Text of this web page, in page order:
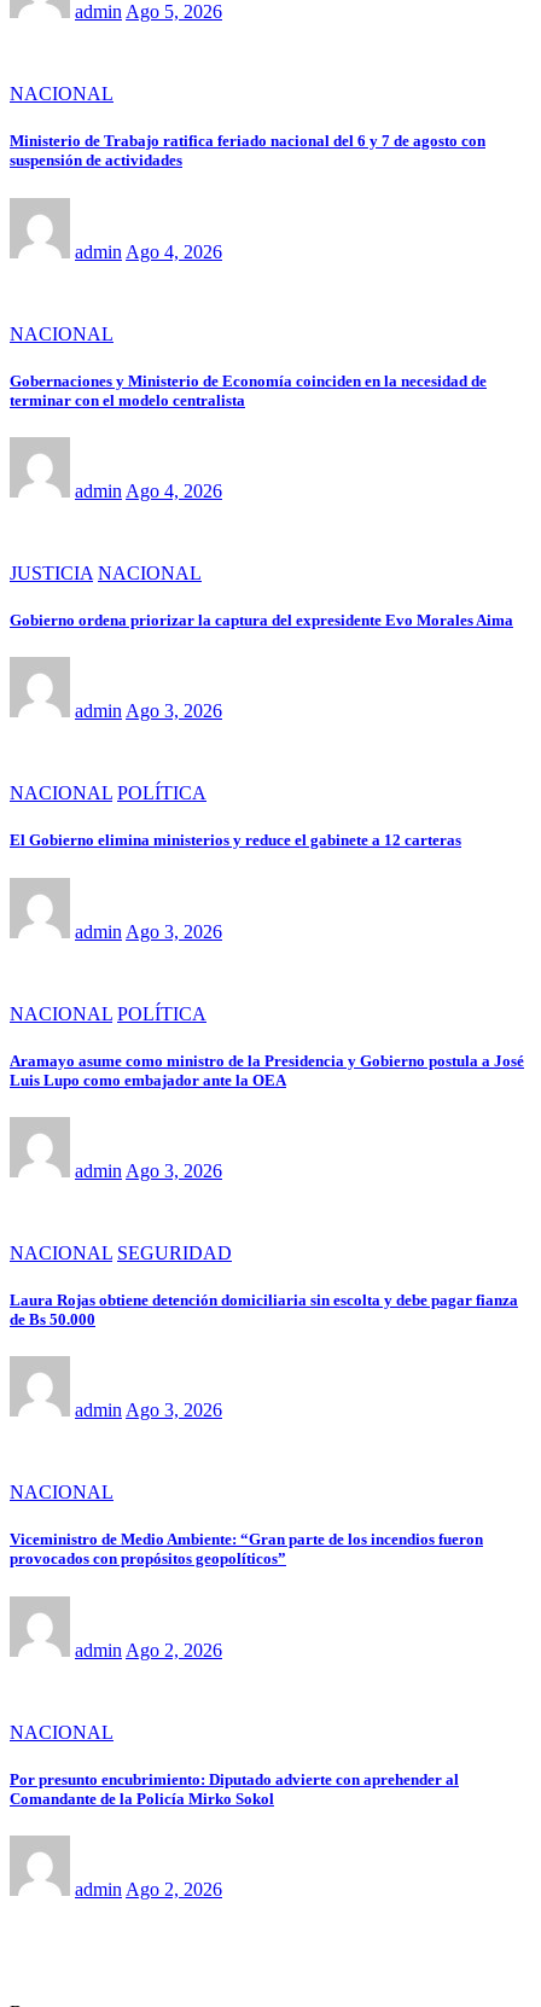
admin Ago 5, 2026
NACIONAL
Ministerio de Trabajo ratifica feriado nacional del 6 y 7 de agosto con
suspensión de actividades
admin Ago 4, 2026
NACIONAL
Gobernaciones y Ministerio de Economía coinciden en la necesidad de
terminar con el modelo centralista
admin Ago 4, 2026
JUSTICIA NACIONAL
Gobierno ordena priorizar la captura del expresidente Evo Morales Aima
admin Ago 3, 2026
NACIONAL POLÍTICA
El Gobierno elimina ministerios y reduce el gabinete a 12 carteras
admin Ago 3, 2026
NACIONAL POLÍTICA
Aramayo asume como ministro de la Presidencia y Gobierno postula a José
Luis Lupo como embajador ante la OEA
admin Ago 3, 2026
NACIONAL SEGURIDAD
Laura Rojas obtiene detención domiciliaria sin escolta y debe pagar fianza
de Bs 50.000
admin Ago 3, 2026
NACIONAL
Viceministro de Medio Ambiente: “Gran parte de los incendios fueron
provocados con propósitos geopolíticos”
admin Ago 2, 2026
NACIONAL
Por presunto encubrimiento: Diputado advierte con aprehender al
Comandante de la Policía Mirko Sokol
admin Ago 2, 2026